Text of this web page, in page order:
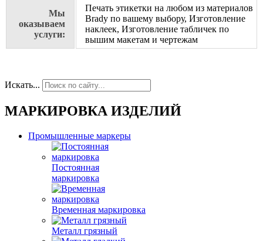
Мы
оказываем
услуги:
Печать этикетки на любом из материалов
Brady по вашему выбору, Изготовление
наклеек, Изготовление табличек по
вышим макетам и чертежам
Искать...
МАРКИРОВКА ИЗДЕЛИЙ
Промышленные маркеры
Постоянная
маркировка
Временная маркировка
Металл грязный